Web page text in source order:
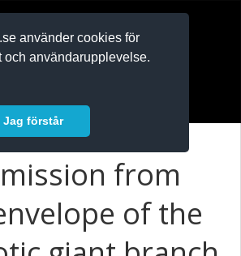
använder cookies för
och användarupplevelse.
Jag förstår
from
of the